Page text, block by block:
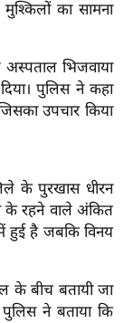
का सामना
भिजवाया
पुलिस ने कहा
उपचार किया
के पुरखास धीरन
के रहने वाले अंकित
हुई है जबकि विनय
के बीच बतायी जा
ने बताया कि